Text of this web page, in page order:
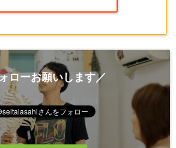
ローお願いします／